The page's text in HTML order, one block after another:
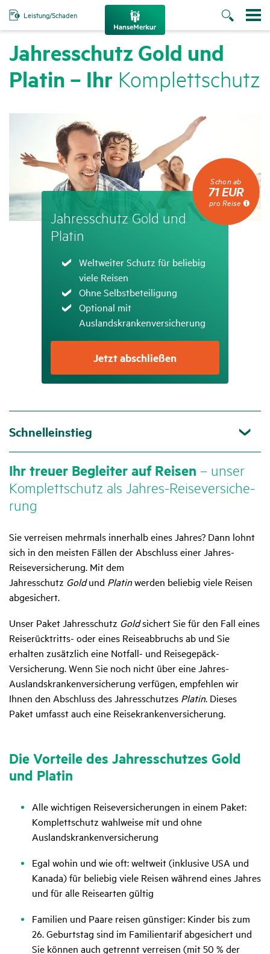
Leistung/Schaden
Jahres­schutz Gold und
Platin – Ihr Komplett­schutz
Schon
EUR
pro
Reise
Schon ab
71 EUR
pro Reise
Jahres­schutz Gold und
Platin
Zutreffend
Weltweiter Schutz für beliebig
viele Reisen
Zutreffend
Ohne Selbstbeteiligung
Zutreffend
Optional mit
Auslandskrankenversicherung
Jetzt abschließen
Schnelleinstieg
Ihr treuer Begleiter auf Reisen – unser
Komplett­schutz als Jahres-Reise­ver­si­che­
rung
Sie verreisen mehrmals innerhalb eines Jahres? Dann lohnt
sich in den meisten Fällen der Abschluss einer Jahres-
Reiseversicherung. Mit dem
Jahresschutz Goldund Platinwerden beliebig viele Reisen
abgesichert.
Unser Paket Jahresschutz Goldsichert Sie für den Fall eines
Reiserücktritts- oder eines Reiseabbruchs ab und Sie
erhalten zusätzlich eine Notfall- und Reisegepäck-
Versicherung. Wenn Sie noch nicht über eine Jahres-
Auslandskrankenversicherung verfügen, empfehlen wir
Ihnen den Abschluss des Jahresschutzes Platin. Dieses
Paket umfasst auch eine Reisekrankenversicherung.
Die Vorteile des Jahres­schutzes Gold
und Platin
Alle wichtigen Reiseversicherungen in einem Paket:
Komplettschutz wahlweise mit und ohne
Auslandskrankenversicherung
Egal wohin und wie oft: weltweit (inklusive USA und
Kanada) für beliebig viele Reisen während eines Jahres
und für alle Reisearten gültig
Familien und Paare reisen günstiger: Kinder bis zum
26. Geburtstag sind im Familientarif abgesichert und
Sie können auch getrennt verreisen (mit 50 % der